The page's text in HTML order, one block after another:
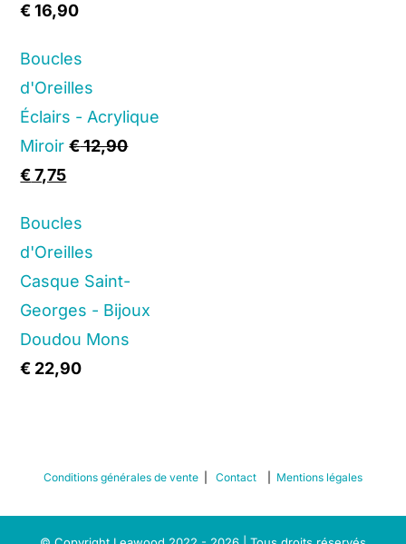
€16,90
Boucles
d'Oreilles
Éclairs - Acrylique
Miroir €12,90
Original
was:
€ 12,90.
€7,75Current
is:
€ 7,75.
Boucles
d'Oreilles
Casque Saint-
Georges - Bijoux
Doudou Mons
€ 22,90
Conditions générales de vente Contact Mentions légales